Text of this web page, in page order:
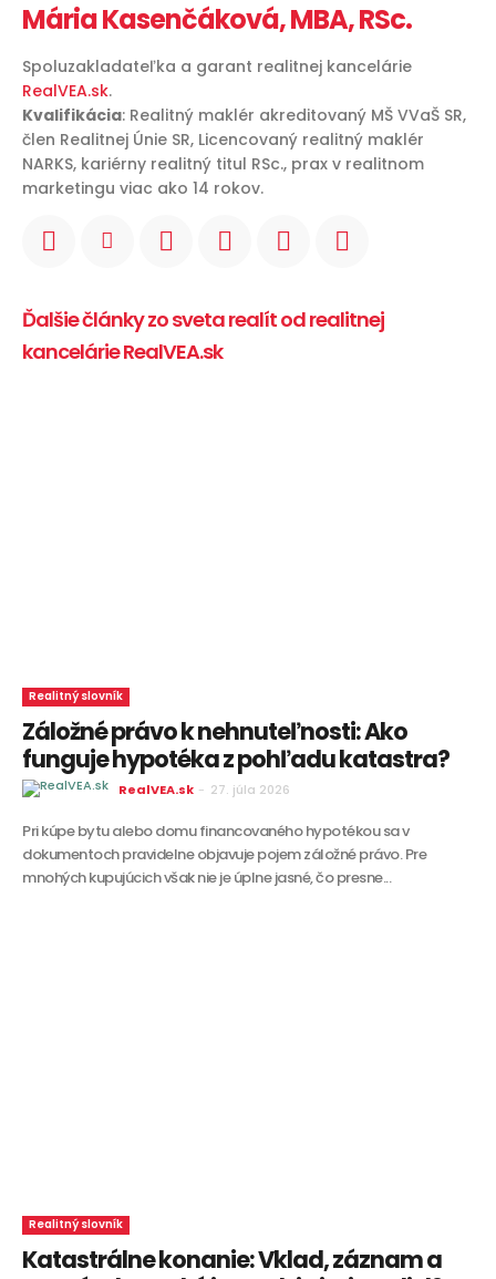
Mária Kasenčáková, MBA, RSc.
Spoluzakladateľka a garant realitnej kancelárie
RealVEA.sk.
Kvalifikácia: Realitný maklér akreditovaný MŠ VVaŠ SR,
člen Realitnej Únie SR, Licencovaný realitný maklér
NARKS, kariérny realitný titul RSc., prax v realitnom
marketingu viac ako 14 rokov.
Ďalšie články zo sveta realít od realitnej
kancelárie RealVEA.sk
Realitný slovník
Záložné právo k nehnuteľnosti: Ako
funguje hypotéka z pohľadu katastra?
RealVEA.sk - 27. júla 2026
Pri kúpe bytu alebo domu financovaného hypotékou sa v
dokumentoch pravidelne objavuje pojem záložné právo. Pre
mnohých kupujúcich však nie je úplne jasné, čo presne...
Realitný slovník
Katastrálne konanie: Vklad, záznam a